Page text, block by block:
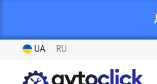
UA RU